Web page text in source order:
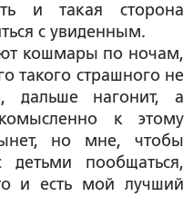
и такая сторона
с увиденным.
кошмары по ночам,
такого страшного не
дальше нагонит, а
к этому
но мне, чтобы
детьми пообщаться,
и есть мой лучший